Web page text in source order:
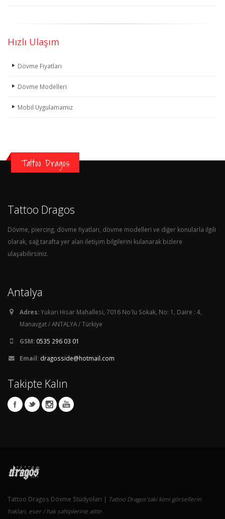
Hızlı Ulaşım
Dövme Fiyatları
Dövme Modelleri
Mobil Uygulamamız
Tattoo Dragos
Tattoo Dragos
Dövme, piercing, dövme fiyatları, dövme modelleri ve diğer konularla ilgili
olarak, sağ tarafta yer alan iletişim bilgilerini kulanarak bizlere
ulaşabilirsiniz.
Antalya
Adres:Yukarı Hisar Mahallesi, 7016 No'lu Sokak, No: 1, Daire : 4,
Manavgat / ANTALYA / Türkiye
GSM: 0535 296 03 01
Email: dragosside@hotmail.com
Takipte Kalın
Tattoo Dragos Dövme Stüdyoları | Tattoo Dragos'taki kimi görsellerin
hakları, eser / hak sahiplerine aittir.